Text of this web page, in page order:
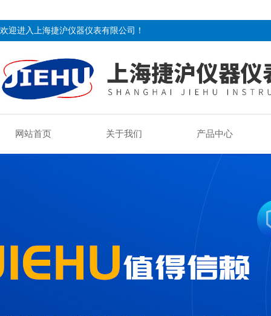
欢迎进入上海捷沪仪器仪表有限公司！
网站首页 关于我们 产品中心